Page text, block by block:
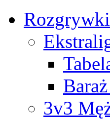
3v3